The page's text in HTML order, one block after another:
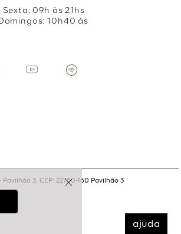
ajuda
Sexta: 09h às 21hs
10h40 às
3, CEP: 22780-160 Pavilhão 3